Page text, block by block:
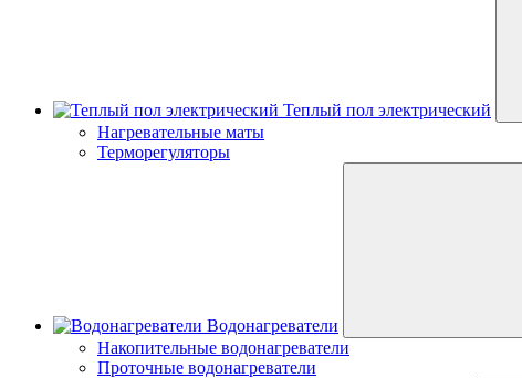
Теплый пол электрический
Нагревательные маты
Терморегуляторы
Водонагреватели
Накопительные водонагреватели
Проточные водонагреватели